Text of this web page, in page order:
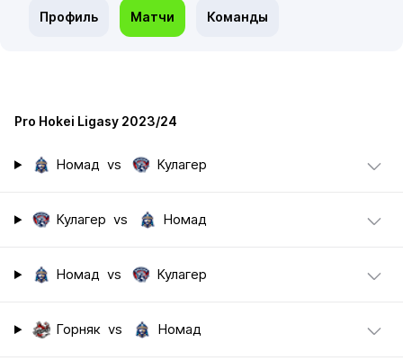
Профиль Матчи Команды
Pro Hokei Ligasy 2023/24
Номад vs Кулагер
Кулагер vs Номад
Номад vs Кулагер
Горняк vs Номад